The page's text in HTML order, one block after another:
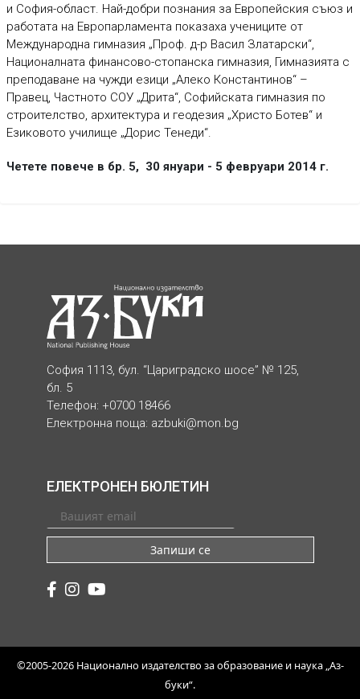
и София-област. Най-добри познания за Европейския съюз и
работата на Европарламента показаха учениците от
Международна гимназия „Проф. д-р Васил Златарски“,
Националната финансово-стопанска гимназия, Гимназията с
преподаване на чужди езици „Алеко Константинов“ –
Правец, Частното СОУ „Дрита“, Софийската гимназия по
строителство, архитектура и геодезия „Христо Ботев“ и
Eзиковото училище „Дорис Тенеди“.
Четете повече в бр. 5, 30 януари - 5 февруари 2014 г.
София 1113, бул. “Цариградско шосе” № 125,
бл. 5
Телефон: +0700 18466
Електронна поща: azbuki@mon.bg
ЕЛЕКТРОНЕН БЮЛЕТИН
Запиши се
©2005-2026 Национално издателство за образование и наука „Аз-
буки“.